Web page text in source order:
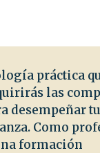
práctica
las
desempeñar
Como
formación